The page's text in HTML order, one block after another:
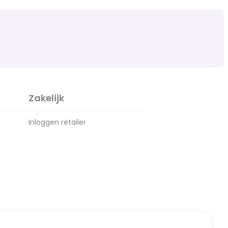
Zakelijk
Inloggen retailer